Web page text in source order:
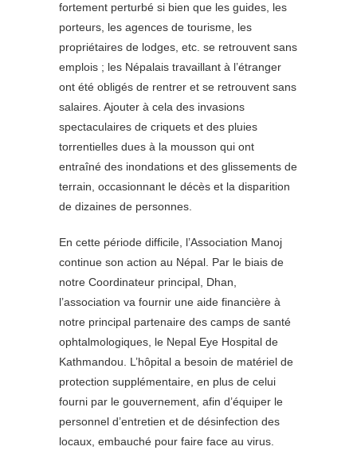
fortement perturbé si bien que les guides, les
porteurs, les agences de tourisme, les
propriétaires de lodges, etc. se retrouvent sans
emplois ; les Népalais travaillant à l’étranger
ont été obligés de rentrer et se retrouvent sans
salaires. Ajouter à cela des invasions
spectaculaires de criquets et des pluies
torrentielles dues à la mousson qui ont
entraîné des inondations et des glissements de
terrain, occasionnant le décès et la disparition
de dizaines de personnes.
En cette période difficile, l’Association Manoj
continue son action au Népal. Par le biais de
notre Coordinateur principal, Dhan,
l’association va fournir une aide financière à
notre principal partenaire des camps de santé
ophtalmologiques, le Nepal Eye Hospital de
Kathmandou. L’hôpital a besoin de matériel de
protection supplémentaire, en plus de celui
fourni par le gouvernement, afin d’équiper le
personnel d’entretien et de désinfection des
locaux, embauché pour faire face au virus.